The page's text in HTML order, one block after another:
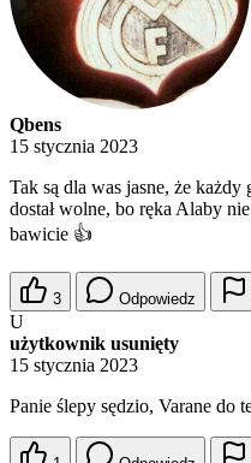
Qbens
15 stycznia 2023
Tak są dla was jasne, że
dostał wolne, bo ręka Alaby
bawicie 👍
3 Odpowiedz
U
użytkownik usunięty
15 stycznia 2023
Panie ślepy sędzio, Varane do